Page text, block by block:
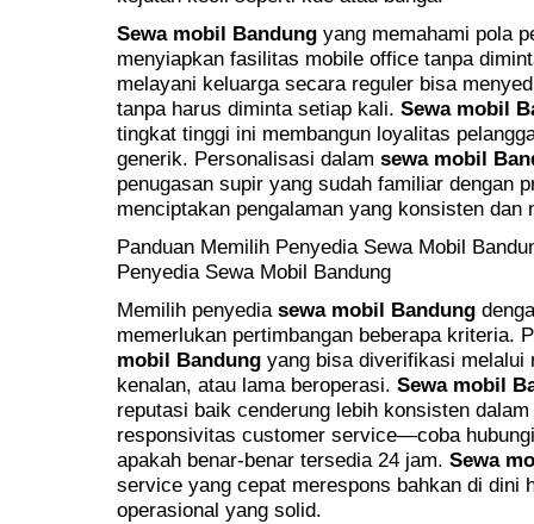
Sewa mobil Bandung yang memahami pola
menyiapkan fasilitas mobile office tanpa
melayani keluarga secara reguler bisa
tanpa harus diminta setiap kali. Sewa mobil
tingkat tinggi ini membangun loyalitas
generik. Personalisasi dalam sewa mobil
penugasan supir yang sudah familiar dengan
menciptakan pengalaman yang konsisten dan
Panduan Memilih Penyedia Sewa Mobil
Penyedia Sewa Mobil Bandung
Memilih penyedia sewa mobil Bandung
memerlukan pertimbangan beberapa kriteria.
mobil Bandung yang bisa diverifikasi melalui
kenalan, atau lama beroperasi. Sewa mobil
reputasi baik cenderung lebih konsisten
responsivitas customer service—coba
apakah benar-benar tersedia 24 jam. Sewa
service yang cepat merespons bahkan di dini
operasional yang solid.